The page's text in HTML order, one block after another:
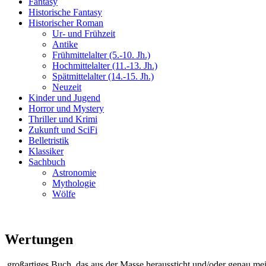
Historische Fantasy
Historischer Roman
Ur- und Frühzeit
Antike
Frühmittelalter (5.-10. Jh.)
Hochmittelalter (11.-13. Jh.)
Spätmittelalter (14.-15. Jh.)
Neuzeit
Kinder und Jugend
Horror und Mystery
Thriller und Krimi
Zukunft und SciFi
Belletristik
Klassiker
Sachbuch
Astronomie
Mythologie
Wölfe
Wertungen